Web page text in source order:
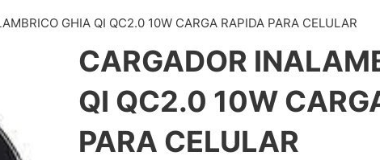
GHIA QI QC2.0 10W CARGA RAPIDA PARA CELULAR
CARGADOR
QI QC2.0 10W
PARA CELULAR